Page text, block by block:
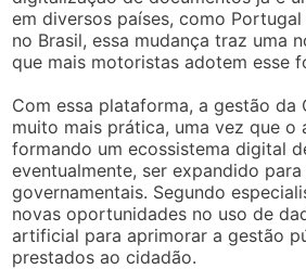
em diversos países, como Portugal
no Brasil, essa mudança traz uma
que mais motoristas adotem esse
Com essa plataforma, a gestão
muito mais prática, uma vez que o
formando um ecossistema digital
eventualmente, ser expandido
governamentais. Segundo
novas oportunidades no uso de
artificial para aprimorar a gestão
prestados ao cidadão.